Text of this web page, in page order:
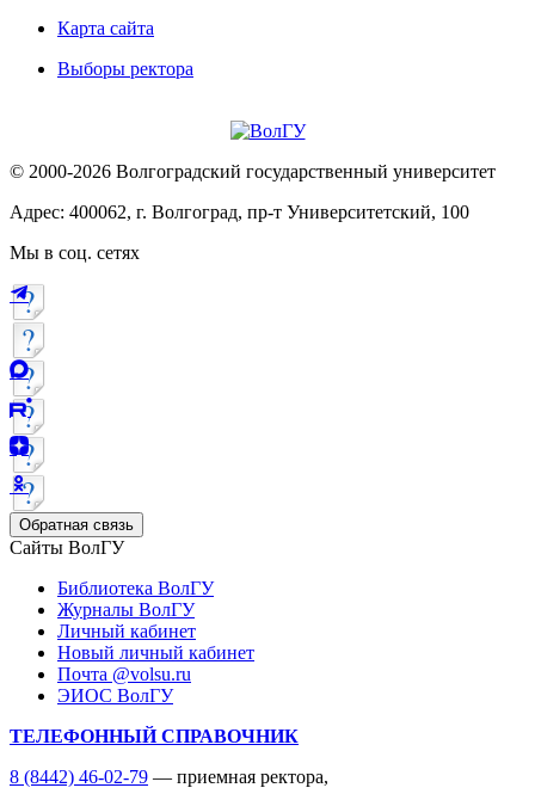
Карта сайта
Выборы ректора
© 2000-2026 Волгоградский государственный университет
Адрес: 400062, г. Волгоград, пр-т Университетский, 100
Мы в соц. сетях
Обратная связь
Сайты ВолГУ
Библиотека ВолГУ
Журналы ВолГУ
Личный кабинет
Новый личный кабинет
Почта @volsu.ru
ЭИОС ВолГУ
ТЕЛЕФОННЫЙ СПРАВОЧНИК
8 (8442) 46-02-79 — приемная ректора,